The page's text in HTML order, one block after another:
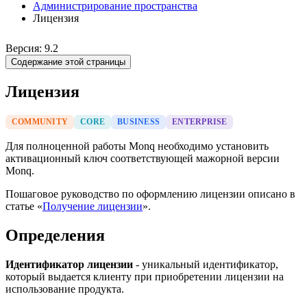
Администрирование пространства
Лицензия
Версия: 9.2
Содержание этой страницы
Лицензия
COMMUNITY CORE BUSINESS ENTERPRISE
Для полноценной работы Monq необходимо установить
активационный ключ соответствующей мажорной версии
Monq.
Пошаговое руководство по оформлению лицензии описано в
статье «Получение лицензии».
Определения
Идентификатор лицензии - уникальный идентификатор,
который выдается клиенту при приобретении лицензии на
использование продукта.